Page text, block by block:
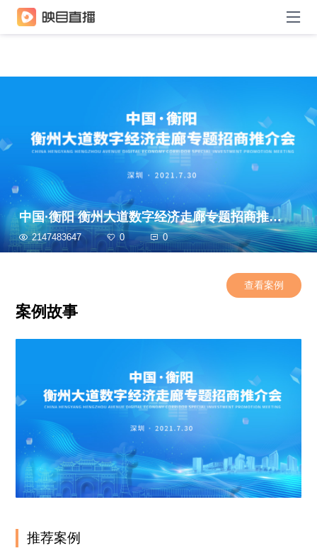
中国·衡阳 衡州大道数字经济走廊专题招商推介会
2147483647 0 0
案例故事
查看案例
推荐案例